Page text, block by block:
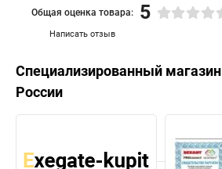
Написать отзыв
Общая оценка товара: 5
Специализированный магазин
России